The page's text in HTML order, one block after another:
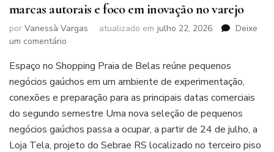
marcas autorais e foco em inovação no varejo
por Vanessà Vargas atualizado em julho 22, 2026
Deixe
um comentário
RS
inicia
ciclo
da
Loja
Tela
Espaço no Shopping Praia de Belas reúne pequenos
negócios gaúchos em um ambiente de experimentação,
conexões e preparação para as principais datas comerciais
do segundo semestre Uma nova seleção de pequenos
negócios gaúchos passa a ocupar, a partir de 24 de julho, a
Loja Tela, projeto do Sebrae RS localizado no terceiro piso